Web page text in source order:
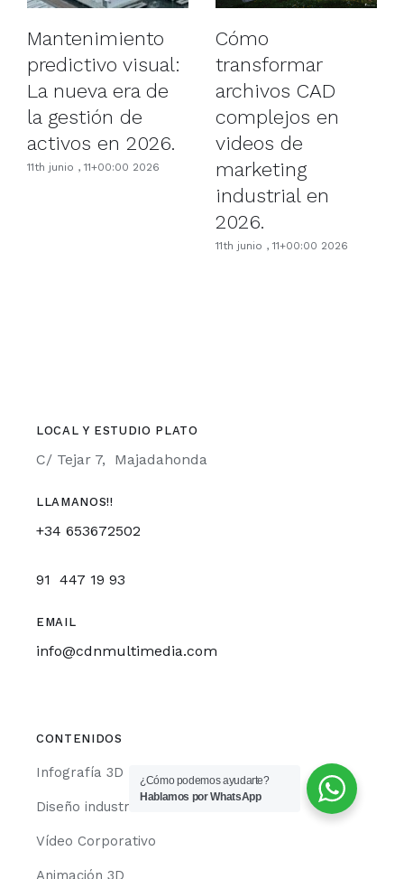
Mantenimiento
predictivo visual:
La nueva era de
la gestión de
activos en 2026.
11th junio , 11+00:00 2026
Cómo
transformar
archivos CAD
complejos en
videos de
marketing
industrial en
2026.
11th junio , 11+00:00 2026
LOCAL Y ESTUDIO PLATO
C/ Tejar 7, Majadahonda
LLAMANOS!!
+34 653672502
91 447 19 93
EMAIL
info@cdnmultimedia.com
CONTENIDOS
Infografía 3D
Diseño industrial 3D
Vídeo Corporativo
Animación 3D
¿Cómo podemos ayudarte?
Hablamos por WhatsApp